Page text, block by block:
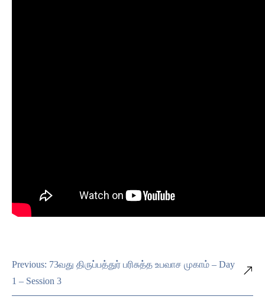
Previous: 73வது திருப்பத்துர் பரிசுத்த உபவாச முகாம் – Day
1 – Session 3